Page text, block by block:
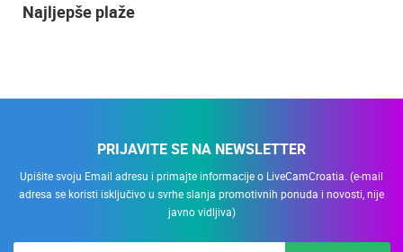
Najljepše plaže
PRIJAVITE SE NA NEWSLETTER
Upišite svoju Email adresu i primajte informacije o LiveCamCroatia. (e-mail
adresa se koristi isključivo u svrhe slanja promotivnih ponuda i novosti, nije
javno vidljiva)